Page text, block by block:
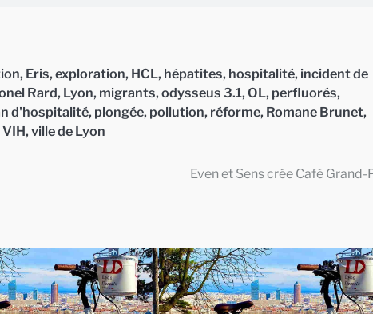
, Eris, exploration, HCL, hépatites, hospitalité, incident de
Rard, Lyon, migrants, odysseus 3.1, OL, perfluorés,
d'hospitalité, plongée, pollution, réforme, Romane Brunet,
VIH, ville de Lyon
Even et Sens crée Café Grand-